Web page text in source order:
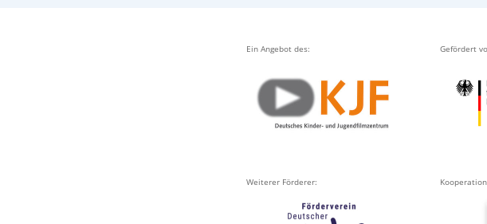
Ein Angebot des: Gefördert
Weiterer Förderer: